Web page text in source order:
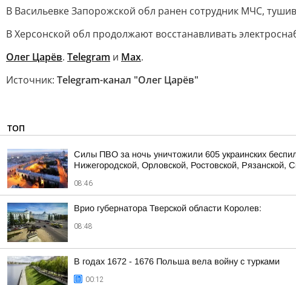
В Васильевке Запорожской обл ранен сотрудник МЧС,
В Херсонской обл продолжают восстанавливать
Олег Царёв. Telegram и Max.
Источник: Telegram-канал "Олег Царёв"
ТОП
Силы ПВО за ночь уничтожили 605 украинских
Нижегородской, Орловской, Ростовской, Рязанской,
08:46
Врио губернатора Тверской области Королев:
08:48
В годах 1672 - 1676 Польша вела войну с турками
00:12